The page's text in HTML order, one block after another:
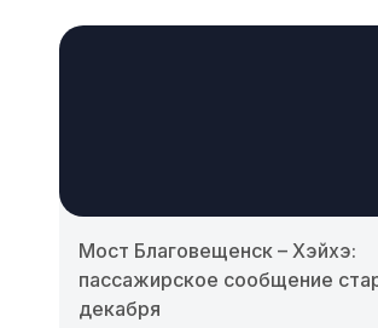
Мост Благовещенск – Хэйхэ:
пассажирское сообщение
декабря